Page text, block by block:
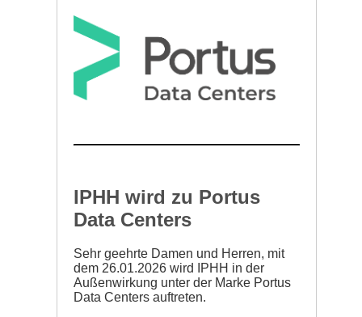
IPHH wird zu Portus
Data Centers
Sehr geehrte Damen und Herren, mit
dem 26.01.2026 wird IPHH in der
Außenwirkung unter der Marke Portus
Data Centers auftreten.